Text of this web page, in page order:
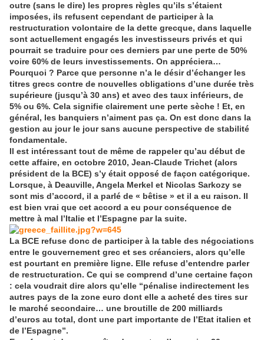
outre (sans le dire) les propres règles qu’ils s’étaient
imposées, ils refusent cependant de participer à la
restructuration volontaire de la dette grecque, dans laquelle
sont actuellement engagés les investisseurs privés et qui
pourrait se traduire pour ces derniers par une perte de 50%
voire 60% de leurs investissements. On appréciera…
Pourquoi ? Parce que personne n’a le désir d’échanger les
titres grecs contre de nouvelles obligations d’une durée très
supérieure (jusqu’à 30 ans) et avec des taux inférieurs, de
5% ou 6%. Cela signifie clairement une perte sèche ! Et, en
général, les banquiers n’aiment pas ça. On est donc dans la
gestion au jour le jour sans aucune perspective de stabilité
fondamentale.
Il est intéressant tout de même de rappeler qu’au début de
cette affaire, en octobre 2010, Jean-Claude Trichet (alors
président de la BCE) s’y était opposé de façon catégorique.
Lorsque, à Deauville, Angela Merkel et Nicolas Sarkozy se
sont mis d’accord, il a parlé de « bêtise » et il a eu raison. Il
est bien vrai que cet accord a eu pour conséquence de
mettre à mal l’Italie et l’Espagne par la suite.
La BCE refuse donc de participer à la table des négociations
entre le gouvernement grec et ses créanciers, alors qu’elle
est pourtant en première ligne. Elle refuse d’entendre parler
de restructuration. Ce qui se comprend d’une certaine façon
: cela voudrait dire alors qu’elle “pénalise indirectement les
autres pays de la zone euro dont elle a acheté des tires sur
le marché secondaire… une broutille de 200 milliards
d’euros au total, dont une part importante de l’Etat italien et
de l’Espagne”.